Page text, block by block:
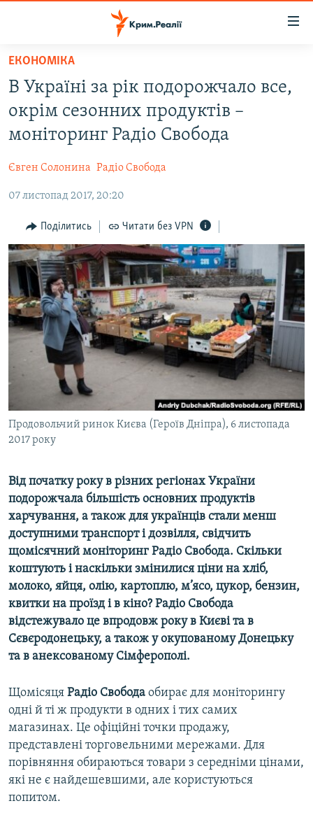
Перейти
основного
матеріалу
Перейти
до
основної
Перейти
пошуку
ВОДА.КРИМ
ВІДЕО ТА ФОТО
БЛОГИ
ПОГЛЯД
ІНТЕРВ'Ю
ВСЕ ЗА ДЕНЬ
СПЕЦПРОЕКТИ
ДЕПОРТАЦІЯ
ВІДЕОУРОКИ «ELIFBE»
СВІДЧЕННЯ ОКУПАЦІЇ
УКРАЇНСЬКА ПРОБЛЕМА КРИМУ
ЯК ОБІЙТИ БЛОКУВАННЯ
Русский
Qırımtatar
ЕКОНОМІКА
В Україні за рік подорожчало все,
окрім сезонних продуктів –
моніторинг Радіо Свобода
Євген Солонина Радіо Свобода
07 листопад 2017, 20:20
Поділитись Читати без VPN
Продовольчий ринок Києва (Героїв Дніпра), 6 листопада
2017 року
Від початку року в різних регіонах України
подорожчала більшість основних продуктів
харчування, а також для українців стали менш
доступними транспорт і дозвілля, свідчить
щомісячний моніторинг Радіо Свобода. Скільки
коштують і наскільки змінилися ціни на хліб,
молоко, яйця, олію, картоплю, м’ясо, цукор, бензин,
квитки на проїзд і в кіно? Радіо Свобода
відстежувало це впродовж року в Києві та в
Сєвєродонецьку, а також у окупованому Донецьку
та в анексованому Сімферополі.
Щомісяця Радіо Свобода обирає для моніторингу
одні й ті ж продукти в одних і тих самих
магазинах. Це офіційні точки продажу,
представлені торговельними мережами. Для
порівняння обираються товари з середніми цінами,
які не є найдешевшими, але користуються
попитом.